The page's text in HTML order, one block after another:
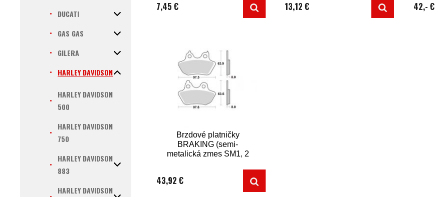
DUCATI
GAS GAS
GILERA
HARLEY DAVIDSON
HARLEY DAVIDSON
500
HARLEY DAVIDSON
750
HARLEY DAVIDSON
883
HARLEY DAVIDSON
7,45 € 13,12 € 42,- €
Brzdové platničky
BRAKING (semi-
metalická zmes SM1, 2
43,92 €